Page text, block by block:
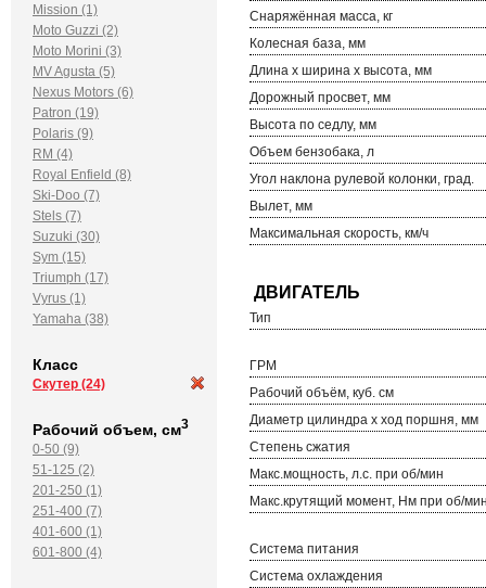
Mission (1)
Moto Guzzi (2)
Moto Morini (3)
MV Agusta (5)
Nexus Motors (6)
Patron (19)
Polaris (9)
RM (4)
Royal Enfield (8)
Ski-Doo (7)
Stels (7)
Suzuki (30)
Sym (15)
Triumph (17)
Vyrus (1)
Yamaha (38)
Класс
Скутер (24)
Рабочий объем, см3
0-50 (9)
51-125 (2)
201-250 (1)
251-400 (7)
401-600 (1)
601-800 (4)
Снаряжённая масса, кг
Колесная база, мм
Длина х ширина х высота, мм
Дорожный просвет, мм
Высота по седлу, мм
Объем бензобака, л
Угол наклона рулевой колонки, град.
Вылет, мм
Максимальная скорость, км/ч
Тип
ГРМ
Рабочий объём, куб. см
Диаметр цилиндра х ход поршня, мм
Степень сжатия
Макс.мощность, л.с. при об/мин
Макс.крутящий момент, Нм при об/
Система питания
Система охлаждения